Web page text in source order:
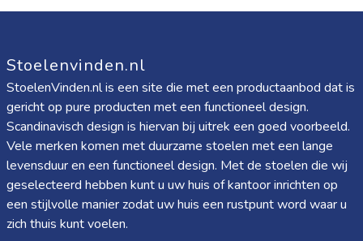
Stoelenvinden.nl
StoelenVinden.nl is een site die met een productaanbod dat is
gericht op pure producten met een functioneel design.
Scandinavisch design is hiervan bij uitrek een goed voorbeeld.
Vele merken komen met duurzame stoelen met een lange
levensduur en een functioneel design. Met de stoelen die wij
geselecteerd hebben kunt u uw huis of kantoor inrichten op
een stijlvolle manier zodat uw huis een rustpunt word waar u
zich thuis kunt voelen.